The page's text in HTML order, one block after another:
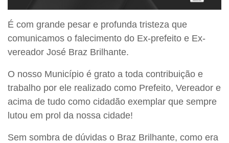
É com grande pesar e profunda tristeza que
comunicamos o falecimento do Ex-prefeito e Ex-
vereador José Braz Brilhante.
O nosso Município é grato a toda contribuição e
trabalho por ele realizado como Prefeito, Vereador e
acima de tudo como cidadão exemplar que sempre
lutou em prol da nossa cidade!
Sem sombra de dúvidas o Braz Brilhante, como era